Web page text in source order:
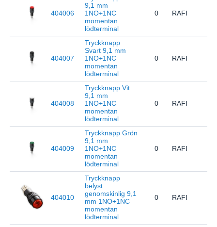
404006
9,1 mm
1NO+1NC
momentan
lödterminal
0 RAFI
404007
Tryckknapp
Svart 9,1 mm
1NO+1NC
momentan
lödterminal
0 RAFI
404008
Tryckknapp Vit
9,1 mm
1NO+1NC
momentan
lödterminal
0 RAFI
404009
Tryckknapp Grön
9,1 mm
1NO+1NC
momentan
lödterminal
0 RAFI
404010
Tryckknapp
belyst
genomskinlig 9,1
mm 1NO+1NC
momentan
lödterminal
0 RAFI